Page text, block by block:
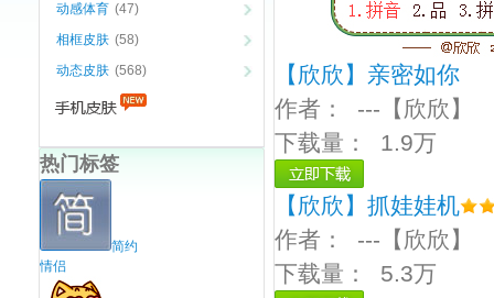
动感体育 (47)
相框皮肤 (58)
动态皮肤 (568)
热门标签
简约
情侣
【欣欣】亲密如你
作者： ---【欣欣】
下载量： 1.9万
【欣欣】抓娃娃机
作者： ---【欣欣】
下载量： 5.3万